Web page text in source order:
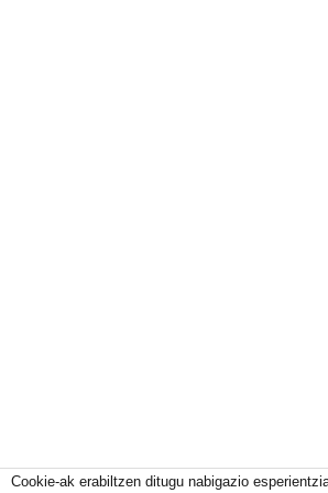
Cookie-ak erabiltzen ditugu nabigazio